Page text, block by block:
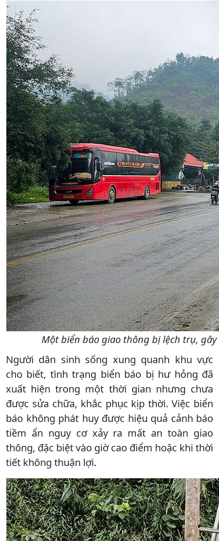
Một biển báo giao thông bị lệch trụ,
Người dân sinh sống xung quanh khu vực
cho biết, tình trạng biển báo bị hư hỏng đã
xuất hiện trong một thời gian nhưng chưa
được sửa chữa, khắc phục kịp thời. Việc biển
báo không phát huy được hiệu quả cảnh báo
tiềm ẩn nguy cơ xảy ra mất an toàn giao
thông, đặc biệt vào giờ cao điểm hoặc khi thời
tiết không thuận lợi.